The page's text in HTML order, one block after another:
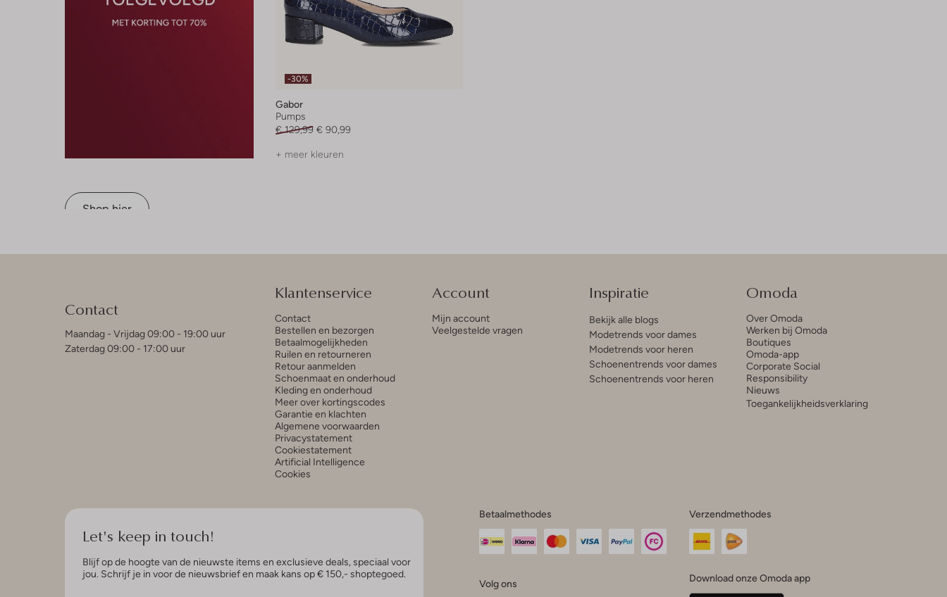
Shop hier
-30%
Gabor
Pumps
€ 129,99 € 90,99
+ meer kleuren
Contact
Maandag - Vrijdag 09:00 - 19:00 uur
Zaterdag 09:00 - 17:00 uur
Klantenservice
Contact
Bestellen en bezorgen
Betaalmogelijkheden
Ruilen en retourneren
Retour aanmelden
Schoenmaat en onderhoud
Kleding en onderhoud
Meer over kortingscodes
Garantie en klachten
Algemene voorwaarden
Privacystatement
Cookiestatement
Artificial Intelligence
Cookies
Account
Mijn account
Veelgestelde vragen
Inspiratie
Bekijk alle blogs
Modetrends voor dames
Modetrends voor heren
Schoenentrends voor dames
Schoenentrends voor heren
Omoda
Over Omoda
Werken bij Omoda
Boutiques
Omoda-app
Corporate Social
Responsibility
Nieuws
Toegankelijkheidsverklaring
Let's keep in touch!
Blijf op de hoogte van de nieuwste items en exclusieve deals, speciaal voor
jou. Schrijf je in voor de nieuwsbrief en maak kans op € 150,- shoptegoed.
Betaalmethodes
Volg ons
Verzendmethodes
Download onze Omoda app